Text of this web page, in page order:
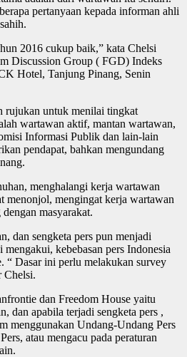
pertanyaan kepada informan ahli
2016 cukup baik,” kata Chelsi
Discussion Group ( FGD) Indeks
Hotel, Tanjung Pinang, Senin
rujukan untuk menilai tingkat
wartawan aktif, mantan wartawan,
Informasi Publik dan lain-lain
pendapat, bahkan mengundang
menghalangi kerja wartawan
menonjol, mengingat kerja wartawan
masyarakat.
dan sengketa pers pun menjadi
kebebasan pers Indonesia
“ Dasar ini perlu melakukan survey
Chelsi.
dan Freedom House yaitu
dan apabila terjadi sengketa pers ,
menggunakan Undang-Undang Pers
atau mengacu pada peraturan